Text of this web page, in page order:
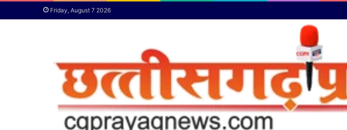
Friday, August 7 2026